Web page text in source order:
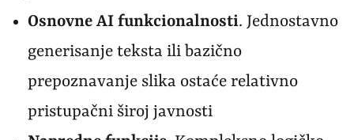
Osnovne AI funkcionalnosti. Jednostavno
generisanje teksta ili bazično
prepoznavanje slika ostaće relativno
pristupačni široj javnosti